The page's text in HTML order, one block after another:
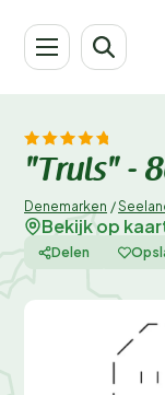
"Truls" -
Denemarken /
Bekijk op
Delen